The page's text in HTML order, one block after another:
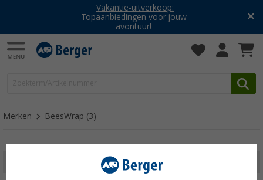
Vakantie-uitverkoop:
Topaanbiedingen voor jouw
avontuur!
Merken BeesWrap (3)
FILTER WEERGEVEN